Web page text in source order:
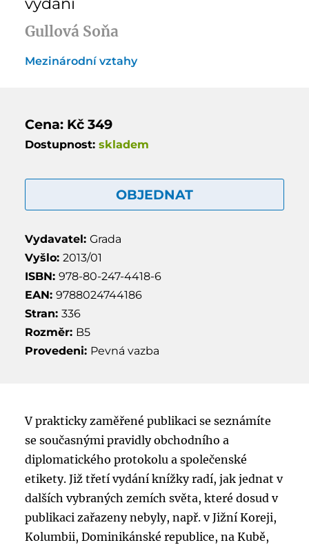
Gullová Soňa
Mezinárodní vztahy
Cena: Kč 349
Dostupnost: skladem
OBJEDNAT
Vydavatel: Grada
Vyšlo: 2013/01
ISBN: 978-80-247-4418-6
EAN: 9788024744186
Stran: 336
Rozměr: B5
Provedeni: Pevná vazba
V prakticky zaměřené publikaci se seznámíte
se současnými pravidly obchodního a
diplomatického protokolu a společenské
etikety. Již třetí vydání knížky radí, jak jednat v
dalších vybraných zemích světa, které dosud v
publikaci zařazeny nebyly, např. v Jižní Koreji,
Kolumbii, Dominikánské republice, na Kubě,